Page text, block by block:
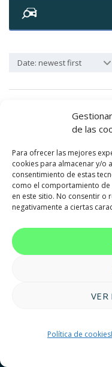
de las
Para ofrecer las mejores
cookies para almacenar y/o
consentimiento de estas
como el comportamiento de
en este sitio. No consentir o
negativamente a ciertas
VER
Política de cookies
Date: newest first
Not found any
Try another
de cookies|Accesibilidad